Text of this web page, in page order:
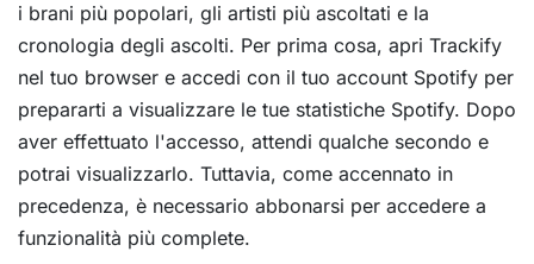
i brani più popolari, gli artisti più ascoltati e la
cronologia degli ascolti. Per prima cosa, apri Trackify
nel tuo browser e accedi con il tuo account Spotify per
prepararti a visualizzare le tue statistiche Spotify. Dopo
aver effettuato l'accesso, attendi qualche secondo e
potrai visualizzarlo. Tuttavia, come accennato in
precedenza, è necessario abbonarsi per accedere a
funzionalità più complete.